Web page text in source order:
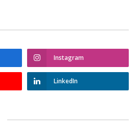
Instagram
LinkedIn